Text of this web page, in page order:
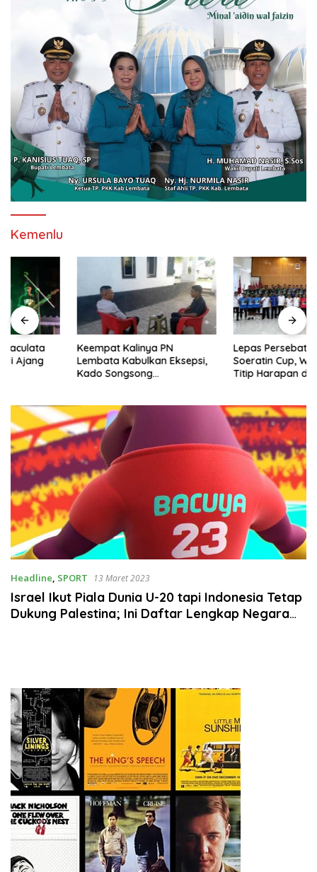
Kemenlu
Keempat Kalinya PN
Lembata Kabulkan Eksepsi,
Kado Songsong
Lepas Persebata U-17 ke
Soeratin Cup, Wakil Bupati
Titip Harapan dan Harga Diri
Headline, SPORT 13 Maret 2023
Israel Ikut Piala Dunia U-20 tapi Indonesia Tetap
Dukung Palestina; Ini Daftar Lengkap Negara